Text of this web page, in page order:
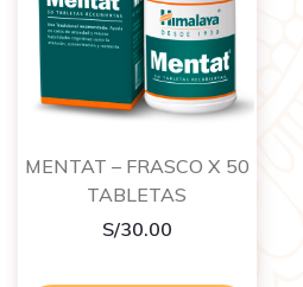
MENTAT – FRASCO X 50
TABLETAS
S/30.00